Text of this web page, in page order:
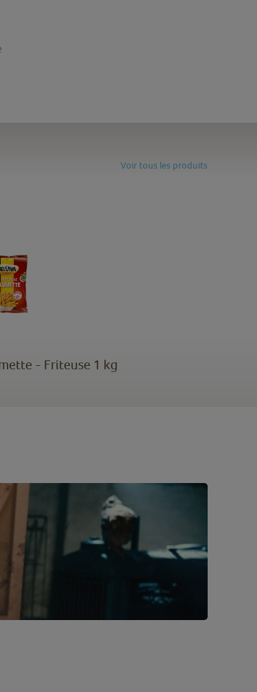
Voir tous les produits
- Friteuse 1 kg